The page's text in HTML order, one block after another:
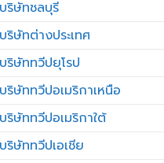
ริษัทชลบุรี
ริษัทต่างประเทศ
ริษัททวีปยุโรป
ริษัททวีปอเมริกาเหนือ
ริษัททวีปอเมริกาใต้
ริษัททวีปเอเชีย